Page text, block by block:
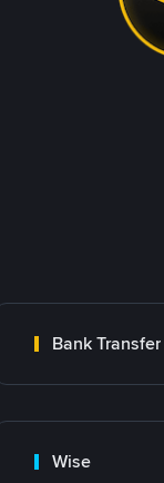
Bank Transfer
Wise